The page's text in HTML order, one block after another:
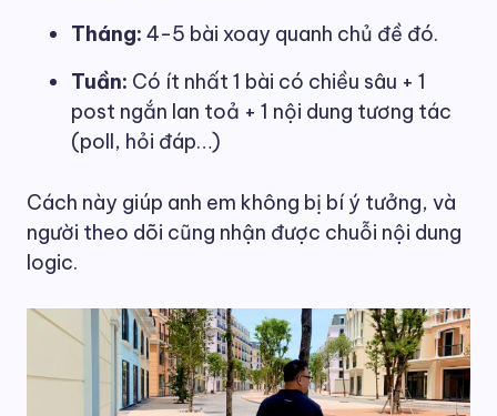
Tháng: 4-5 bài xoay quanh chủ đề đó.
Tuần: Có ít nhất 1 bài có chiều sâu + 1
post ngắn lan toả + 1 nội dung tương tác
(poll, hỏi đáp…)
Cách này giúp anh em không bị bí ý tưởng, và
người theo dõi cũng nhận được chuỗi nội dung
logic.